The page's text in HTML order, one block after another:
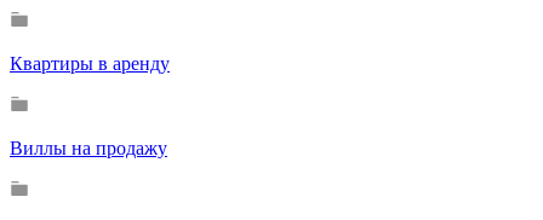
Квартиры в аренду
Виллы на продажу